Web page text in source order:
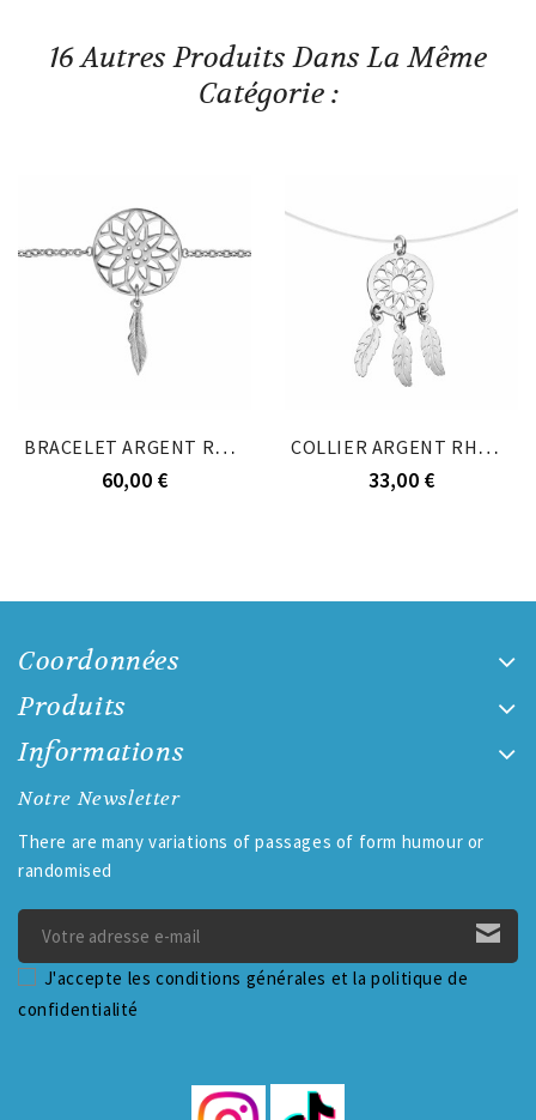
16 Autres Produits Dans La Même
Catégorie :
BRACELET ARGENT RHODIÉ ATTRAPE REVE 16+2CM
60,00 €
COLLIER ARGENT RHODIÉ FIL NYLON ATTRAPE REVE...
33,00 €
Coordonnées
Produits
Informations
Notre Newsletter
There are many variations of passages of form humour or
randomised
J'accepte les conditions générales et la politique de
confidentialité